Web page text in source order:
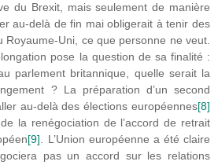
du Brexit, mais seulement de manière
au-delà de fin mai obligerait à tenir des
Royaume-Uni, ce que personne ne veut.
pose la question de sa finalité :
parlement britannique, quelle serait la
? La préparation d’un second
au-delà des élections européennes[8]
la renégociation de l’accord de retrait
[9]. L’Union européenne a été claire
pas un accord sur les relations